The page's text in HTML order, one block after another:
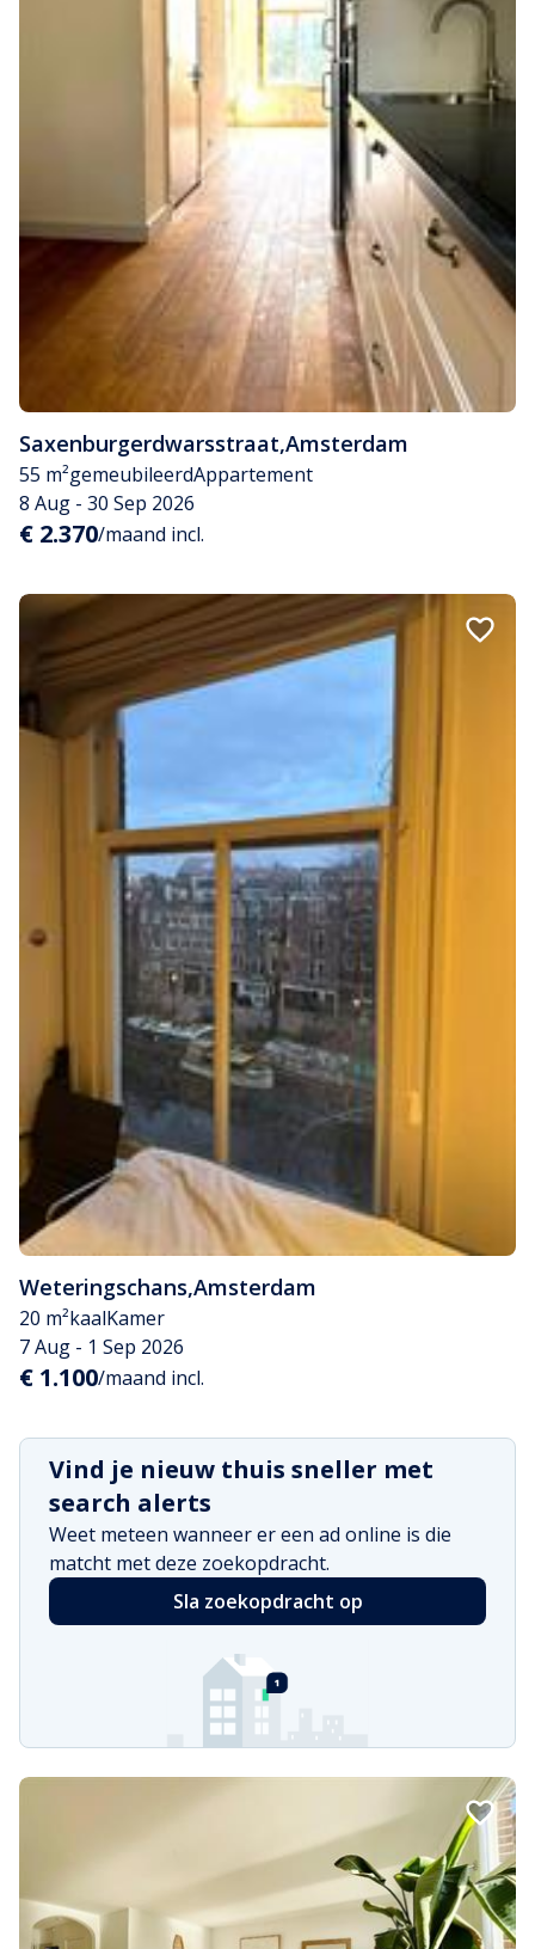
Saxenburgerdwarsstraat,Amsterdam
55 m²gemeubileerdAppartement
8 Aug - 30 Sep 2026
€ 2.370/maand incl.
Weteringschans,Amsterdam
20 m²kaalKamer
7 Aug - 1 Sep 2026
€ 1.100/maand incl.
Vind je nieuw thuis sneller met
search alerts
Weet meteen wanneer er een ad online is die
matcht met deze zoekopdracht.
Sla zoekopdracht op